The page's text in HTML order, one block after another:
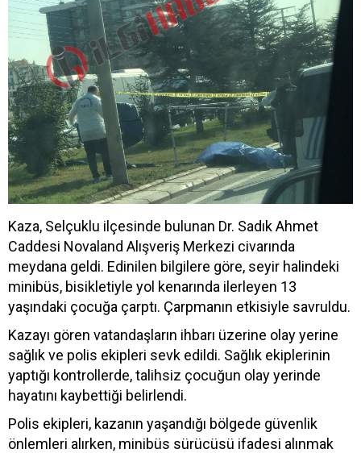
Kaza, Selçuklu ilçesinde bulunan Dr. Sadık Ahmet
Caddesi Novaland Alışveriş Merkezi civarında
meydana geldi. Edinilen bilgilere göre, seyir halindeki
minibüs, bisikletiyle yol kenarında ilerleyen 13
yaşındaki çocuğa çarptı. Çarpmanın etkisiyle savruldu.
Kazayı gören vatandaşların ihbarı üzerine olay yerine
sağlık ve polis ekipleri sevk edildi. Sağlık ekiplerinin
yaptığı kontrollerde, talihsiz çocuğun olay yerinde
hayatını kaybettiği belirlendi.
Polis ekipleri, kazanın yaşandığı bölgede güvenlik
önlemleri alırken, minibüs sürücüsü ifadesi alınmak